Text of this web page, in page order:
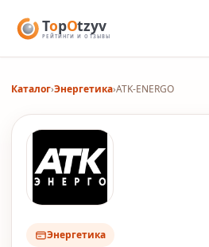
Каталог›Энергетика›ATK-ENERGO
Энергетика